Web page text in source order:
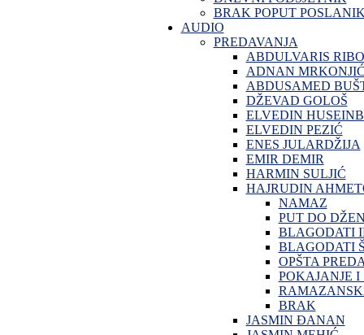
BRAK POPUT
AUDIO
PREDAVANJA
ABDULVARIS RIBO
ADNAN MRKONJIĆ
ABDUSAMED
DŽEVAD GOLOŠ
ELVEDIN
ELVEDIN PEZIĆ
ENES JULARDŽIJA
EMIR DEMIR
HARMIN SULJIĆ
HAJRUDIN
NAMAZ
PUT DO
BLAGODATI
BLAGODATI
OPŠTA
POKAJANJE I
BRAK
JASMIN ĐANAN